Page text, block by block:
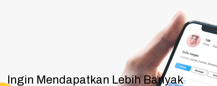
Ingin Mendapatkan Lebih Banyak